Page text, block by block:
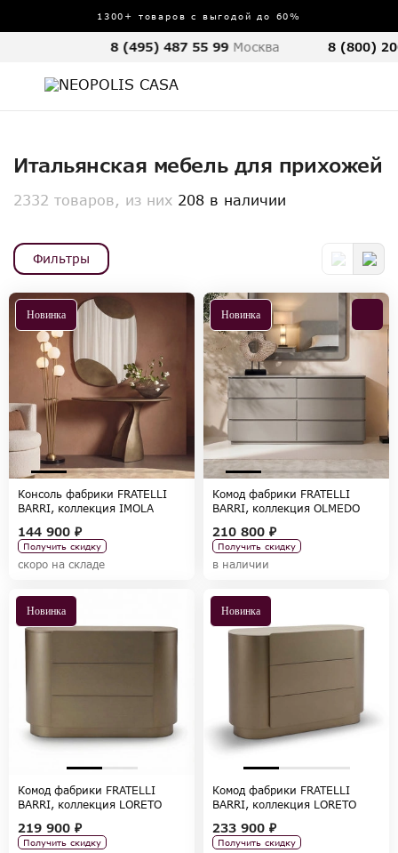
1300+ товаров с выгодой до 60%
8 (495) 487 55 99 Москва 8 (800)
Итальянская мебель для прихожей
2332 товаров, из них 208 в наличии
Фильтры
Новинка
Консоль фабрики FRATELLI
BARRI, коллекция IMOLA
144 900 ₽
Получить скидку
скоро на складе
Новинка
Комод фабрики FRATELLI
BARRI, коллекция OLMEDO
210 800 ₽
Получить скидку
в наличии
Новинка
Комод фабрики FRATELLI
BARRI, коллекция LORETO
219 900 ₽
Получить скидку
Новинка
Комод фабрики FRATELLI
BARRI, коллекция LORETO
233 900 ₽
Получить скидку